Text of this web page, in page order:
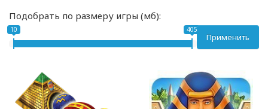
Подобрать по размеру игры (мб):
10 405